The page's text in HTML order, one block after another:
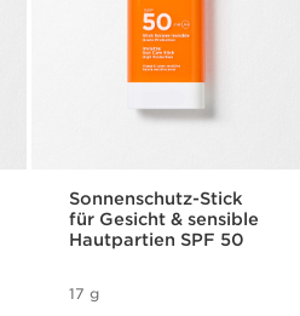
Sonnenschutz-Stick
für Gesicht & sensible
Hautpartien SPF 50
17 g